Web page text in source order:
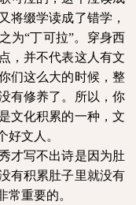
将缀学读成了错学，
为“丁可拉”。穿身西
，并不代表这人有文
们这么大的时候，整
有修养了。所以，你
文化积累的一种，文
好文人。
才写不出诗是因为肚
有积累肚子里就没有
常重要的。